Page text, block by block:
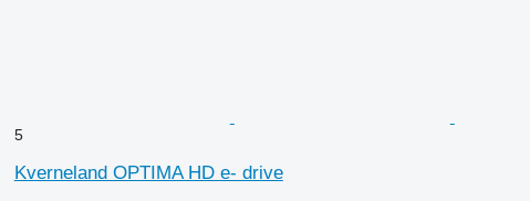
5
Kverneland OPTIMA HD e- drive